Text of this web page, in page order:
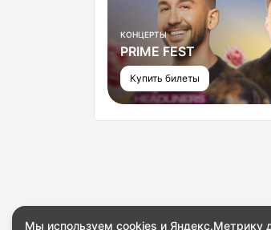
Мы используем cookies и Яндекс.Метрику
КОНЦЕРТЫ
PRIME FEST
Купить билеты